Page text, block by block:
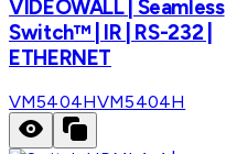
VIDEOWALL | Seamless
Switch™ | IR | RS-232 |
ETHERNET
VM5404HVM5404H